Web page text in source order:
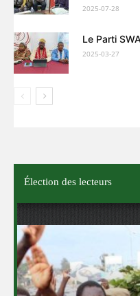
2025-07-28
Le Parti
2025-03-27
Élection des lecteurs